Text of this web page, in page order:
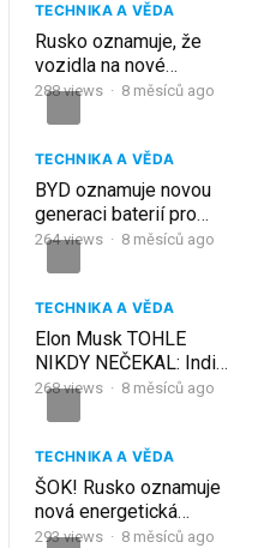
TECHNIKA A VĚDA
Rusko oznamuje, že
vozidla na nové
energetické bázi
288views · 8 měsíců ago
TECHNIKA A VĚDA
BYD oznamuje novou
generaci baterií pro
Blade s dosažitelnou
264views · 8 měsíců ago
TECHNIKA A VĚDA
Elon Musk TOHLE
NIKDY NEČEKAL: Indie
oznamuje elektrické
268views · 8 měsíců ago
TECHNIKA A VĚDA
ŠOK! Rusko oznamuje
nová energetická
vozidla, která otřesou
293views · 8 měsíců ago